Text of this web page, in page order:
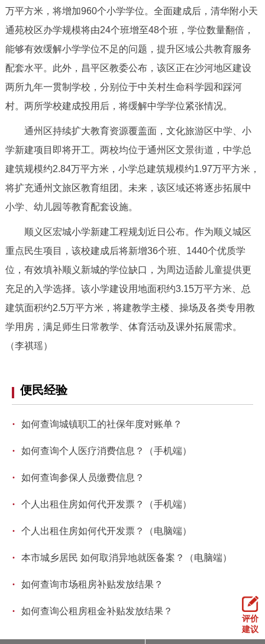
12345网上接诉即办 我要咨询 我要建议
参与调查 在线访谈 图说互动
北京概况 十六区概览 人文北京
绿色北京 图说北京 视频北京
多语种
한국어
ESPAÑOL العربية PORTUGUÊS
ITALIANO
万平方米，将增加960个小学学位。全面建成后，清华附小天
通苑校区办学规模将由24个班增至48个班，学位数量翻倍，
能够有效缓解小学学位不足的问题，提升区域公共教育服务
配套水平。此外，昌平区教委公布，该区正在沙河地区建设
两所九年一贯制学校，分别位于中关村生命科学园和踩河
村。两所学校建成投用后，将缓解中学学位紧张情况。
通州区持续扩大教育资源覆盖面，文化旅游区中学、小
学新建项目即将开工。两校均位于通州区文景街道，中学总
建筑规模约2.84万平方米，小学总建筑规模约1.97万平方米，
将扩充通州文旅区教育组团。未来，该区域还将逐步拓展中
小学、幼儿园等教育配套设施。
顺义区宏城小学新建工程规划近日公布。作为顺义城区
重点民生项目，该校建成后将新增36个班、1440个优质学
位，有效填补顺义新城的学位缺口，为周边适龄儿童提供更
充足的入学选择。该小学建设用地面积约3.15万平方米、总
建筑面积约2.5万平方米，将建教学主楼、操场及各类专用教
学用房，满足师生日常教学、体育活动及课外拓展需求。
（李祺瑶）
便民经验
· 如何查询城镇职工的社保年度对账单？
· 如何查询个人医疗消费信息？（手机端）
· 如何查询参保人员缴费信息？
· 个人出租住房如何代开发票？（手机端）
· 个人出租住房如何代开发票？（电脑端）
· 本市城乡居民 如何取消异地就医备案？（电脑端）
· 如何查询市场租房补贴发放结果？
· 如何查询公租房租金补贴发放结果？
评价
建议